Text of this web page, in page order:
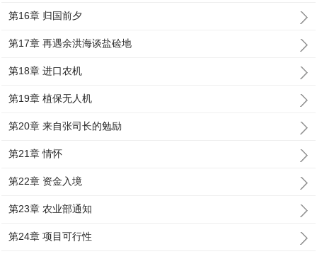
第16章 归国前夕
第17章 再遇余洪海谈盐硷地
第18章 进口农机
第19章 植保无人机
第20章 来自张司长的勉励
第21章 情怀
第22章 资金入境
第23章 农业部通知
第24章 项目可行性